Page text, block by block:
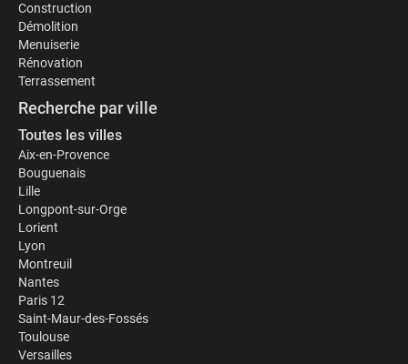
Construction
Démolition
Menuiserie
Rénovation
Terrassement
Recherche par ville
Toutes les villes
Aix-en-Provence
Bouguenais
Lille
Longpont-sur-Orge
Lorient
Lyon
Montreuil
Nantes
Paris 12
Saint-Maur-des-Fossés
Toulouse
Versailles